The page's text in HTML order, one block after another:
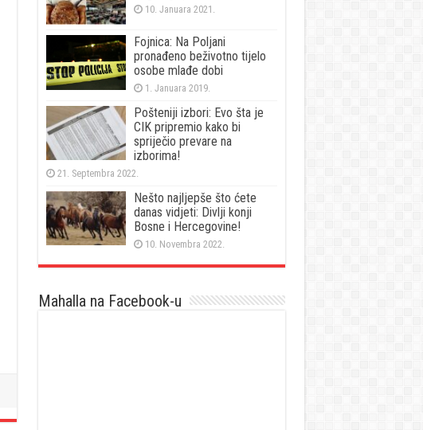
10. Januara 2021.
Fojnica: Na Poljani
pronađeno beživotno tijelo
osobe mlađe dobi
1. Januara 2019.
Pošteniji izbori: Evo šta je
CIK pripremio kako bi
spriječio prevare na
izborima!
21. Septembra 2022.
Nešto najljepše što ćete
danas vidjeti: Divlji konji
Bosne i Hercegovine!
10. Novembra 2022.
Mahalla na Facebook-u